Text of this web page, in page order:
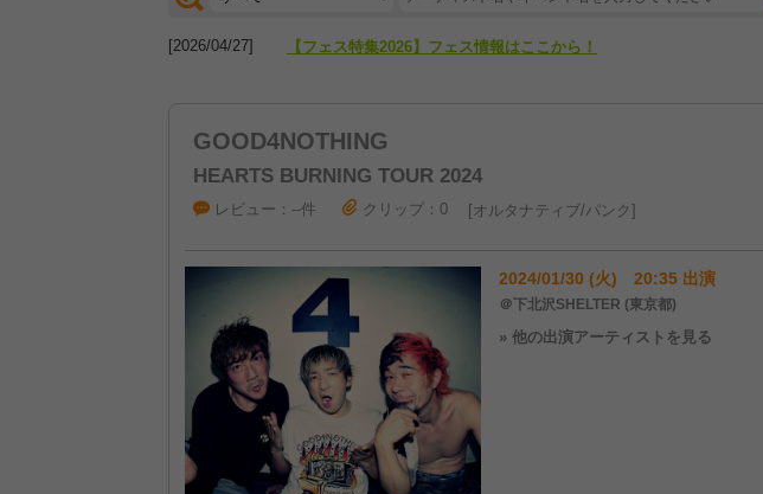
[2026/04/27] 【フェス特集2026】フェス情報はここから！
GOOD4NOTHING
HEARTS BURNING TOUR 2024
レビュー：--件 クリップ：0 オルタナティブ/パンク
2024/01/30 (火) 20:35 出演
＠下北沢SHELTER (東京都)
» 他の出演アーティストを見る